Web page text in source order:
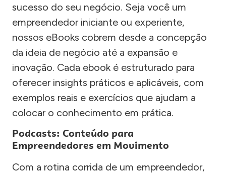
sucesso do seu negócio. Seja você um
empreendedor iniciante ou experiente,
nossos eBooks cobrem desde a concepção
da ideia de negócio até a expansão e
inovação. Cada ebook é estruturado para
oferecer insights práticos e aplicáveis, com
exemplos reais e exercícios que ajudam a
colocar o conhecimento em prática.
Podcasts: Conteúdo para
Empreendedores em Movimento
Com a rotina corrida de um empreendedor,